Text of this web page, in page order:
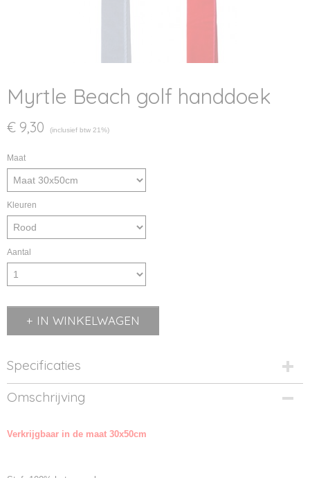
Myrtle Beach golf handdoek
€ 9,30 (inclusief btw 21%)
Maat
Kleuren
Aantal
IN WINKELWAGEN
Specificaties
Productcode
MB432-01
MB432
Omschrijving
Verkrijgbaar in de maat 30x50cm